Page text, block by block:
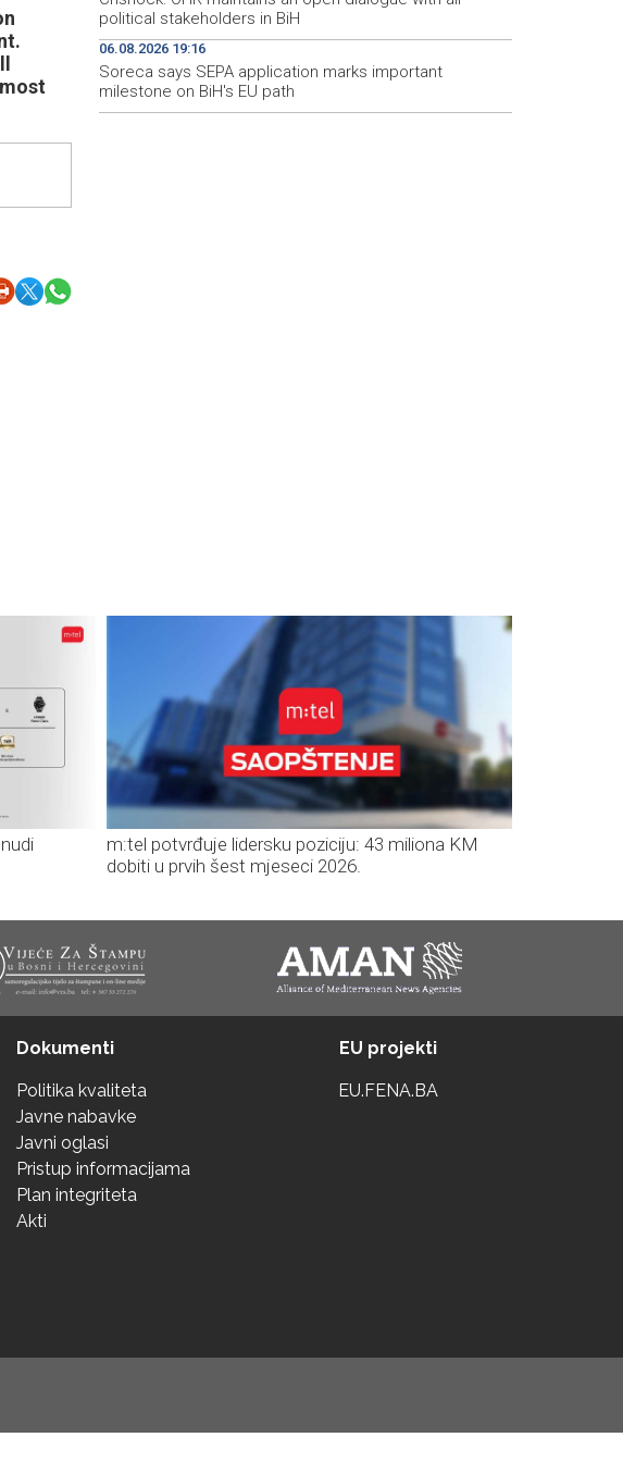
political stakeholders in BiH
06.08.2026 19:16
Soreca says SEPA application marks important
milestone on BiH's EU path
m:tel potvrđuje lidersku poziciju: 43 miliona KM
dobiti u prvih šest mjeseci 2026.
Dokumenti
Politika kvaliteta
Javne nabavke
Javni oglasi
Pristup informacijama
Plan integriteta
Akti
EU projekti
EU.FENA.BA